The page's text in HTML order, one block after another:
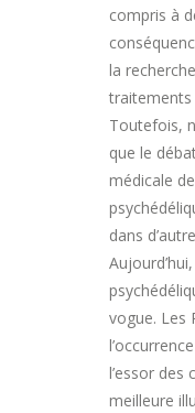
compris à
la
traitements
Toutefois,
que le
médicale
dans
vogue. Les
l’essor des
meilleure